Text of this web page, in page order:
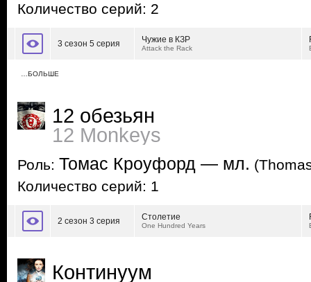
Количество серий: 2
3 сезон 5 серия Чужие в КЗР
Attack the Rack
…БОЛЬШЕ
12 обезьян
12 Monkeys
Роль: Томас Кроуфорд — мл.
Количество серий: 1
2 сезон 3 серия Столетие
One Hundred Years
Континуум